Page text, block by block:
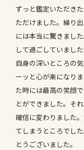
ずっと鑑定いただき
ただけました。繰り
には本当に驚きまし
して過ごしていまし
自身の深いところの
ーッと心が楽になり
た時には最高の笑顔
とができました。そ
確信に変わりました
てしまうところでし
とうございました。